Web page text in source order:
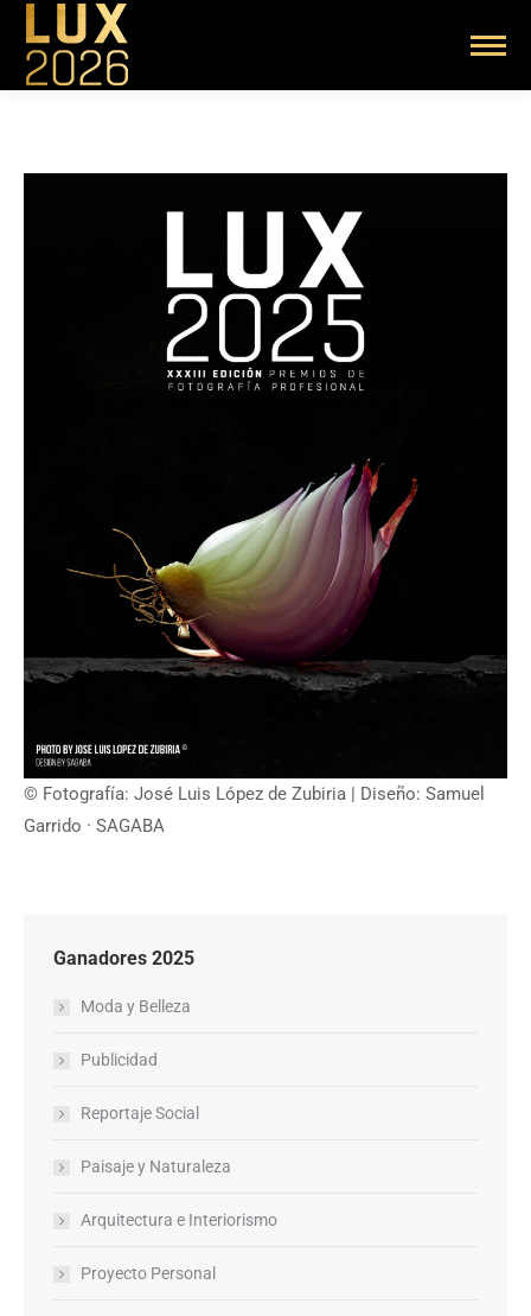
© Fotografía: José Luis López de Zubiria | Diseño: Samuel
Garrido · SAGABA
Ganadores 2025
Moda y Belleza
Publicidad
Reportaje Social
Paisaje y Naturaleza
Arquitectura e Interiorismo
Proyecto Personal